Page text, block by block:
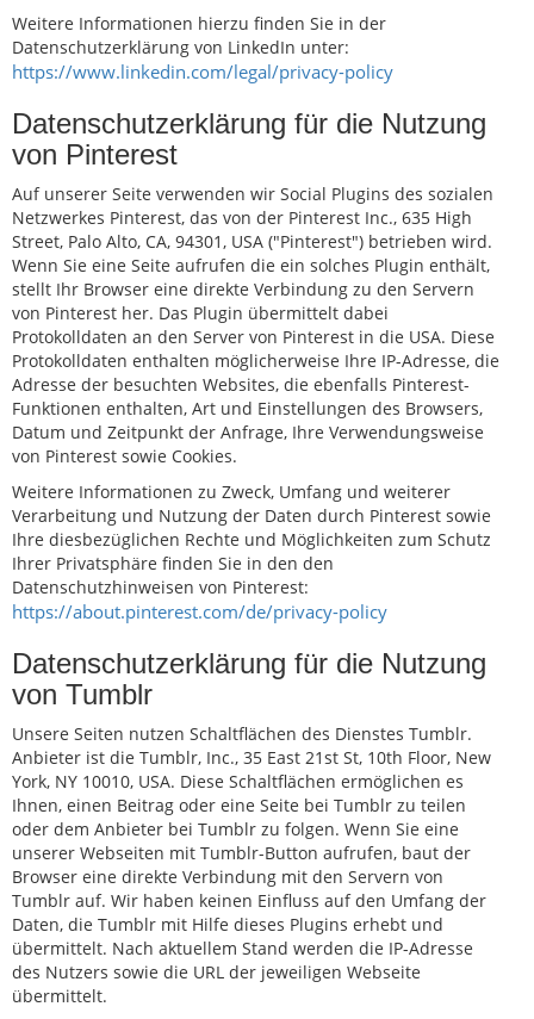
Weitere Informationen hierzu finden Sie in der
Datenschutzerklärung von LinkedIn unter:
https://www.linkedin.com/legal/privacy-policy
Datenschutzerklärung für die Nutzung
von Pinterest
Auf unserer Seite verwenden wir Social Plugins des sozialen
Netzwerkes Pinterest, das von der Pinterest Inc., 635 High
Street, Palo Alto, CA, 94301, USA ("Pinterest") betrieben wird.
Wenn Sie eine Seite aufrufen die ein solches Plugin enthält,
stellt Ihr Browser eine direkte Verbindung zu den Servern
von Pinterest her. Das Plugin übermittelt dabei
Protokolldaten an den Server von Pinterest in die USA. Diese
Protokolldaten enthalten möglicherweise Ihre IP-Adresse, die
Adresse der besuchten Websites, die ebenfalls Pinterest-
Funktionen enthalten, Art und Einstellungen des Browsers,
Datum und Zeitpunkt der Anfrage, Ihre Verwendungsweise
von Pinterest sowie Cookies.
Weitere Informationen zu Zweck, Umfang und weiterer
Verarbeitung und Nutzung der Daten durch Pinterest sowie
Ihre diesbezüglichen Rechte und Möglichkeiten zum Schutz
Ihrer Privatsphäre finden Sie in den den
Datenschutzhinweisen von Pinterest:
https://about.pinterest.com/de/privacy-policy
Datenschutzerklärung für die Nutzung
von Tumblr
Unsere Seiten nutzen Schaltflächen des Dienstes Tumblr.
Anbieter ist die Tumblr, Inc., 35 East 21st St, 10th Floor, New
York, NY 10010, USA. Diese Schaltflächen ermöglichen es
Ihnen, einen Beitrag oder eine Seite bei Tumblr zu teilen
oder dem Anbieter bei Tumblr zu folgen. Wenn Sie eine
unserer Webseiten mit Tumblr-Button aufrufen, baut der
Browser eine direkte Verbindung mit den Servern von
Tumblr auf. Wir haben keinen Einfluss auf den Umfang der
Daten, die Tumblr mit Hilfe dieses Plugins erhebt und
übermittelt. Nach aktuellem Stand werden die IP-Adresse
des Nutzers sowie die URL der jeweiligen Webseite
übermittelt.